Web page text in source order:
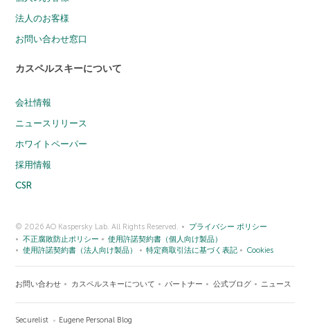
法人のお客様
お問い合わせ窓口
カスペルスキーについて
会社情報
ニュースリリース
ホワイトペーパー
採用情報
CSR
© 2026 AO Kaspersky Lab. All Rights Reserved.
プライバシー ポリシー
不正腐敗防止ポリシー
使用許諾契約書（個人向け製品）
使用許諾契約書（法人向け製品）
特定商取引法に基づく表記 Cookies
お問い合わせ カスペルスキーについて パートナー 公式ブログ ニュース
Securelist Eugene Personal Blog